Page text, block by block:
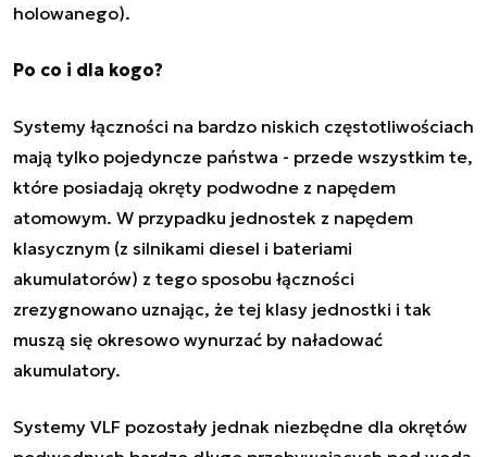
holowanego).
Po co i dla kogo?
Systemy łączności na bardzo niskich częstotliwościach
mają tylko pojedyncze państwa - przede wszystkim te,
które posiadają okręty podwodne z napędem
atomowym. W przypadku jednostek z napędem
klasycznym (z silnikami diesel i bateriami
akumulatorów) z tego sposobu łączności
zrezygnowano uznając, że tej klasy jednostki i tak
muszą się okresowo wynurzać by naładować
akumulatory.
Systemy VLF pozostały jednak niezbędne dla okrętów